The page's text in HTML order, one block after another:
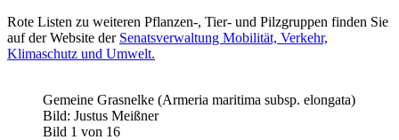
Rote Listen zu weiteren Pflanzen-, Tier- und Pilzgruppen finden Sie
auf der Website der Senatsverwaltung Mobilität, Verkehr,
Klimaschutz und Umwelt.
Gemeine Grasnelke (Armeria maritima subsp. elongata)
Bild: Justus Meißner
Bild 1 von 16